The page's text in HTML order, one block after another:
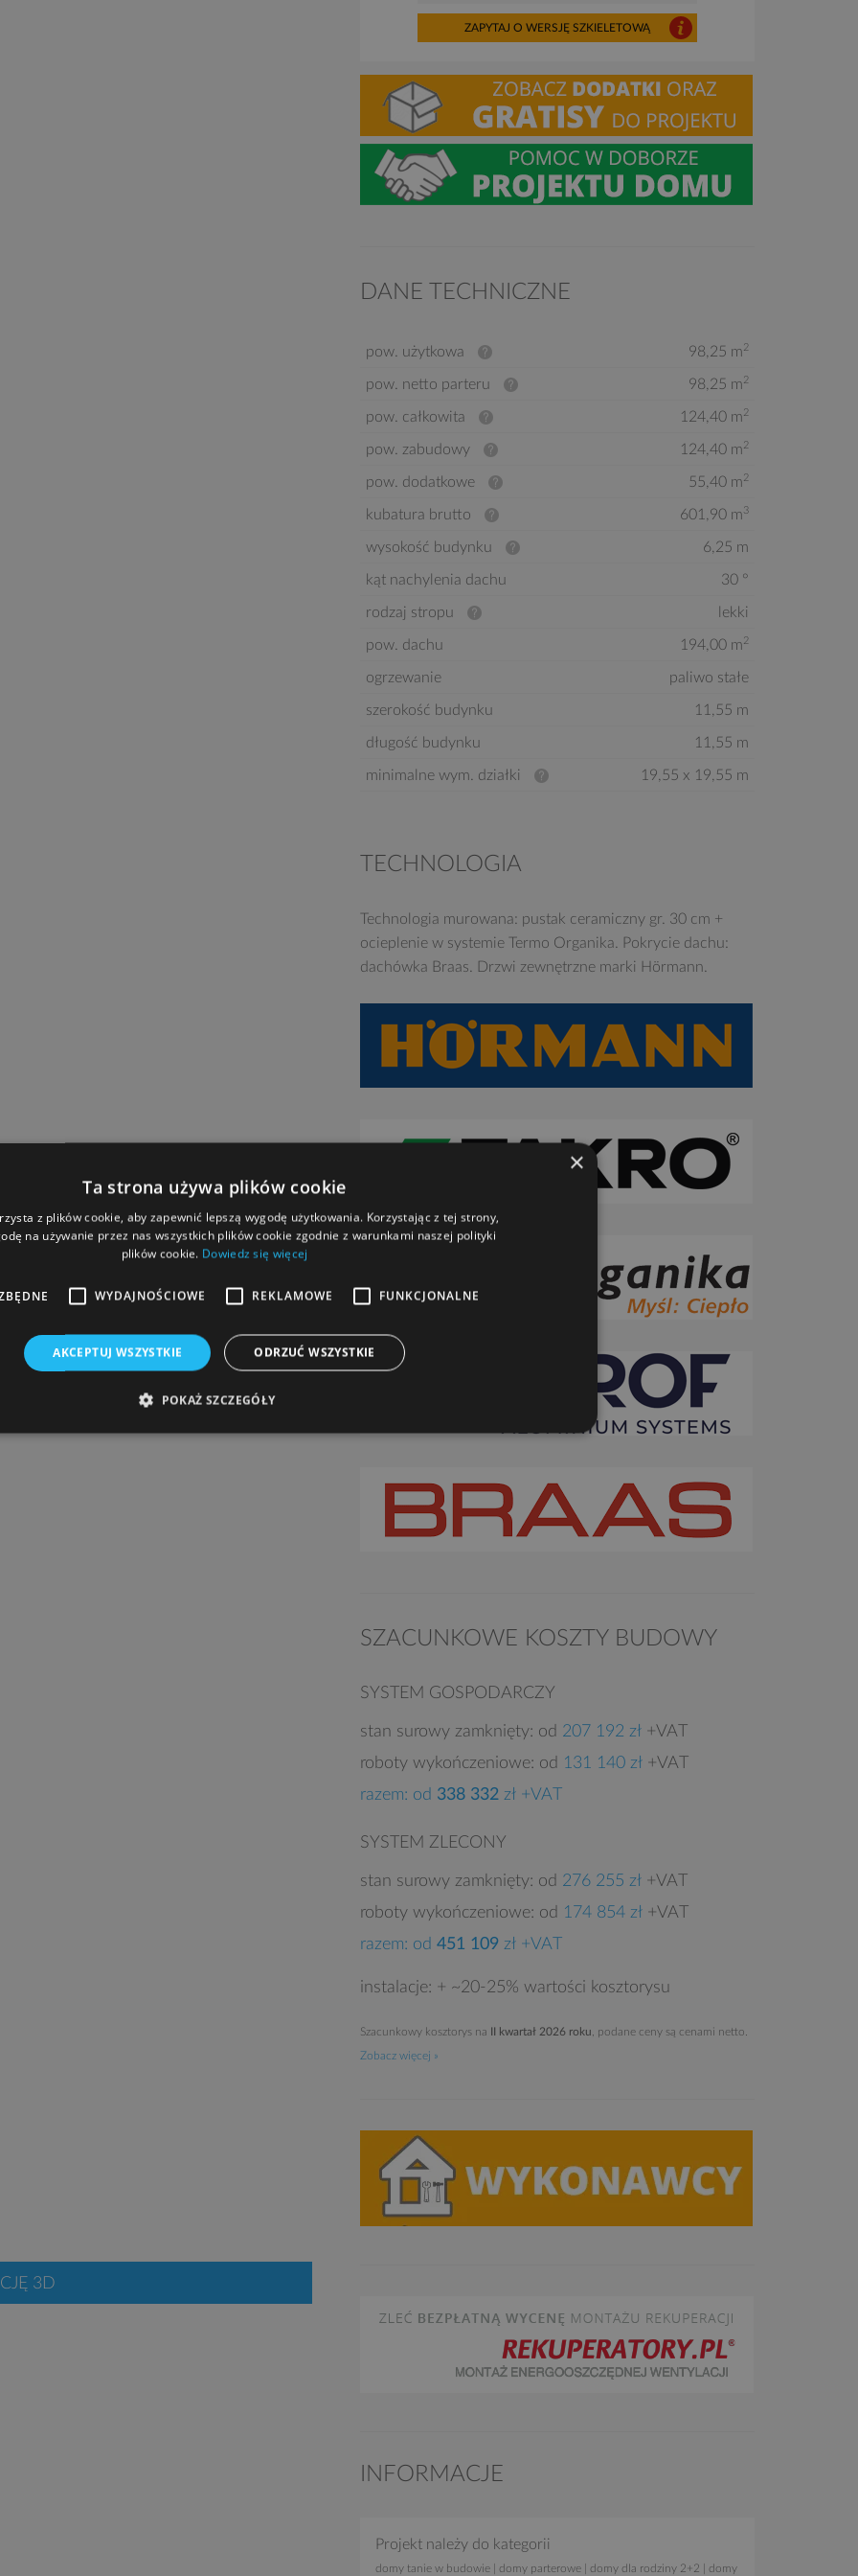
3D
ZAPYTAJ O WERSJĘ SZKIELETOWĄ
DANE TECHNICZNE
pow. użytkowa 98,25 m2
pow. netto parteru 98,25 m2
pow. całkowita 124,40 m2
pow. zabudowy 124,40 m2
pow. dodatkowe 55,40 m2
kubatura brutto 601,90 m3
wysokość budynku 6,25 m
kąt nachylenia dachu 30 °
rodzaj stropu lekki
pow. dachu 194,00 m2
ogrzewanie paliwo stałe
szerokość budynku 11,55 m
długość budynku 11,55 m
minimalne wym. działki 19,55 x 19,55 m
TECHNOLOGIA
Technologia murowana: pustak ceramiczny gr. 30 cm +
ocieplenie w systemie Termo Organika. Pokrycie dachu:
dachówka Braas. Drzwi zewnętrzne marki Hörmann.
SZACUNKOWE KOSZTY BUDOWY
SYSTEM GOSPODARCZY
stan surowy zamknięty: od 207 192 zł +VAT
roboty wykończeniowe: od 131 140 zł +VAT
razem: od 338 332 zł +VAT
SYSTEM ZLECONY
stan surowy zamknięty: od 276 255 zł +VAT
roboty wykończeniowe: od 174 854 zł +VAT
razem: od 451 109 zł +VAT
instalacje: + ~20-25% wartości kosztorysu
Szacunkowy kosztorys na II kwartał 2026 roku , podane ceny są cenami netto.
Zobacz więcej »
INFORMACJE
Projekt należy do kategorii
domy tanie w budowie domy parterowe domy dla rodziny 2+2 domy
×
Ta strona używa plików cookie
z plików cookie, aby zapewnić lepszą wygodę użytkowania. Korzystając z tej strony,
na używanie przez nas wszystkich plików cookie zgodnie z warunkami naszej polityki
plików cookie. Dowiedz się więcej
WYDAJNOŚCIOWE REKLAMOWE FUNKCJONALNE
AKCEPTUJ WSZYSTKIE ODRZUĆ WSZYSTKIE
POKAŻ SZCZEGÓŁY